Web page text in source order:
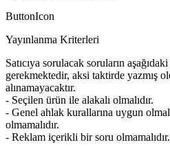
ButtonIcon
Yayınlanma Kriterleri
Satıcıya sorulacak soruların
gerekmektedir, aksi taktirde yazmış
alınamayacaktır.
- Seçilen ürün ile alakalı olmalıdır.
- Genel ahlak kurallarına uygun
olmamalıdır.
- Reklam içerikli bir soru olmamalıdır.